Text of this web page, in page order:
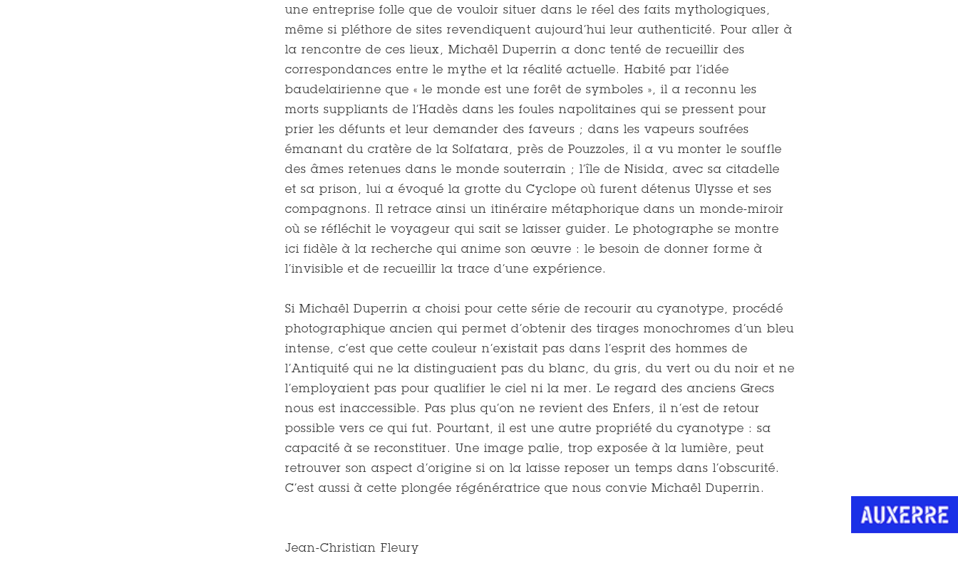
une entreprise folle que de vouloir situer dans le réel des faits mythologiques,
même si pléthore de sites revendiquent aujourd’hui leur authenticité. Pour aller à
la rencontre de ces lieux, Michaël Duperrin a donc tenté de recueillir des
correspondances entre le mythe et la réalité actuelle. Habité par l’idée
baudelairienne que « le monde est une forêt de symboles », il a reconnu les
morts suppliants de l’Hadès dans les foules napolitaines qui se pressent pour
prier les défunts et leur demander des faveurs ; dans les vapeurs soufrées
émanant du cratère de la Solfatara, près de Pouzzoles, il a vu monter le souffle
des âmes retenues dans le monde souterrain ; l’île de Nisida, avec sa citadelle
et sa prison, lui a évoqué la grotte du Cyclope où furent détenus Ulysse et ses
compagnons. Il retrace ainsi un itinéraire métaphorique dans un monde-miroir
où se réfléchit le voyageur qui sait se laisser guider. Le photographe se montre
ici fidèle à la recherche qui anime son œuvre : le besoin de donner forme à
l’invisible et de recueillir la trace d’une expérience.
Si Michaël Duperrin a choisi pour cette série de recourir au cyanotype, procédé
photographique ancien qui permet d’obtenir des tirages monochromes d’un bleu
intense, c’est que cette couleur n’existait pas dans l’esprit des hommes de
l’Antiquité qui ne la distinguaient pas du blanc, du gris, du vert ou du noir et ne
l’employaient pas pour qualifier le ciel ni la mer. Le regard des anciens Grecs
nous est inaccessible. Pas plus qu’on ne revient des Enfers, il n’est de retour
possible vers ce qui fut. Pourtant, il est une autre propriété du cyanotype : sa
capacité à se reconstituer. Une image palie, trop exposée à la lumière, peut
retrouver son aspect d’origine si on la laisse reposer un temps dans l’obscurité.
C’est aussi à cette plongée régénératrice que nous convie Michaël Duperrin.
Jean-Christian Fleury